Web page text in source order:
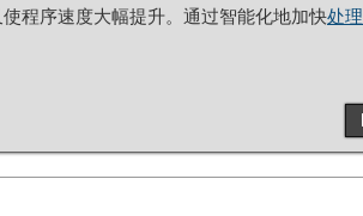
程序速度大幅提升。通过智能化地加快处